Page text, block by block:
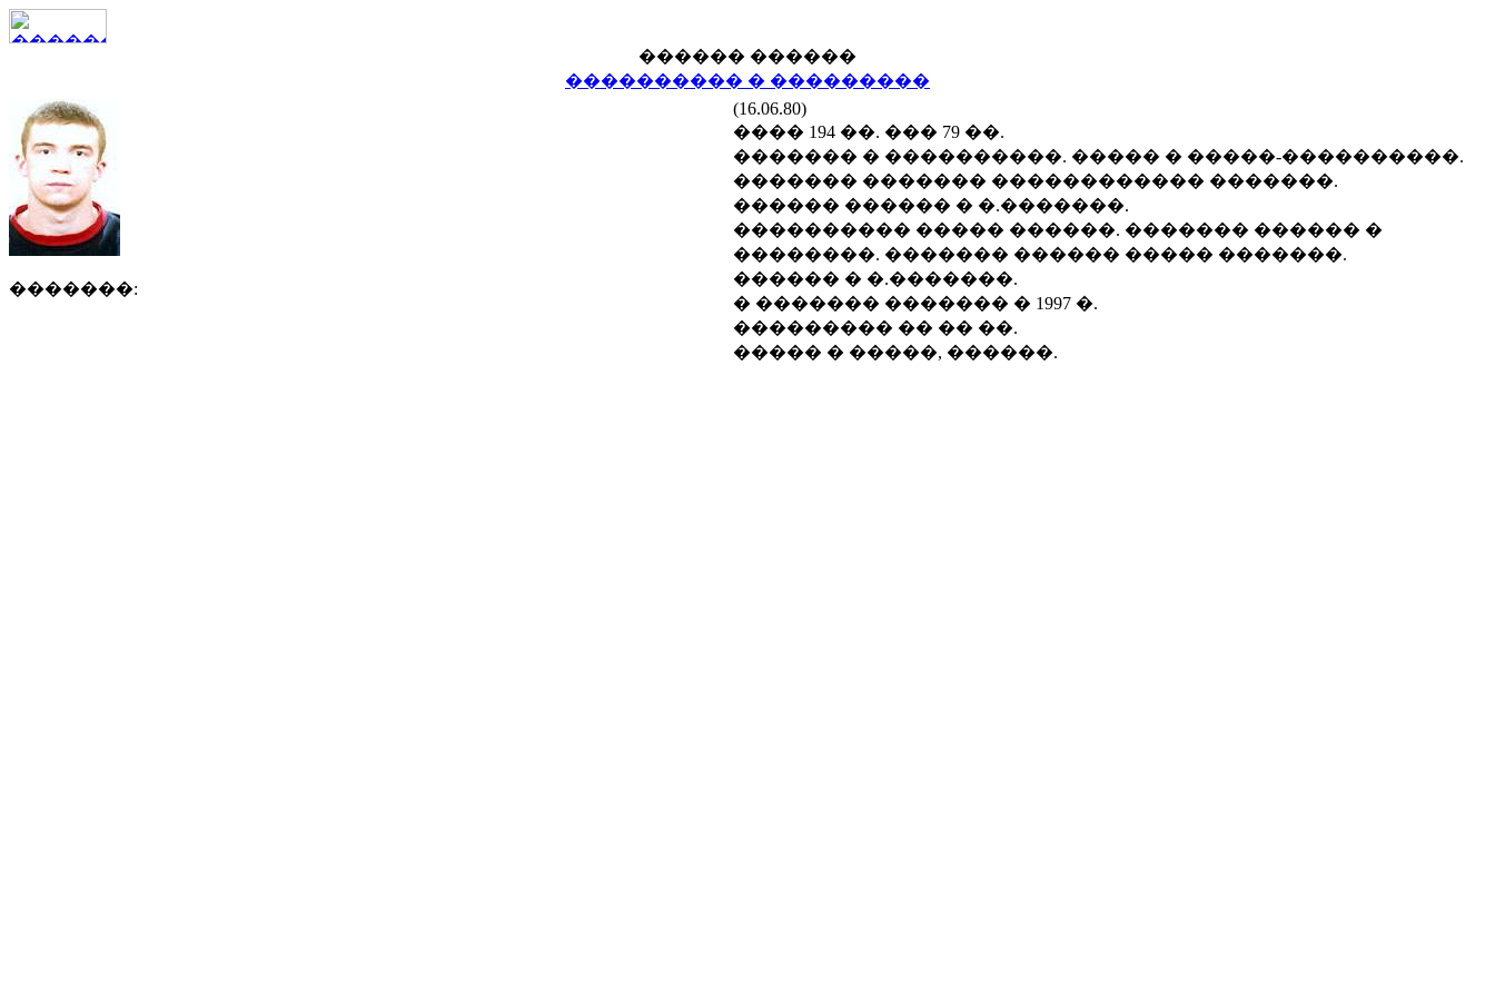
������ ������
���������� � ���������
�������:
(16.06.80)
���� 194 ��. ��� 79 ��.
������� � ����������. ����� � �����-����������.
������� ������� ������������ �������.
������ ������ � �.�������.
���������� ����� ������. ������� ������ �
��������. ������� ������ ����� �������.
������ � �.�������.
� ������� ������� � 1997 �.
��������� �� �� ��.
����� � �����, ������.